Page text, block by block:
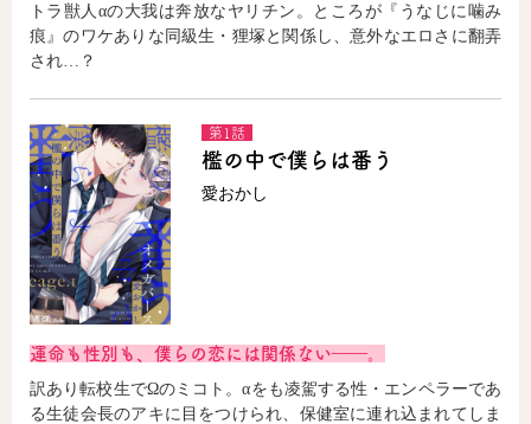
トラ獣人αの大我は奔放なヤリチン。ところが『うなじに噛み
痕』のワケありな同級生・狸塚と関係し、意外なエロさに翻弄
され…？
第1話
檻の中で僕らは番う
愛おかし
運命も性別も、僕らの恋には関係ない――。
訳あり転校生でΩのミコト。αをも凌駕する性・エンペラーであ
る生徒会長のアキに目をつけられ、保健室に連れ込まれてしま